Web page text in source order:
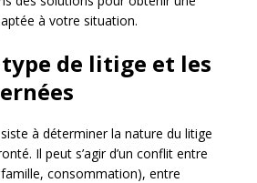
à votre situation.
de litige et les
à déterminer la nature du litige
Il peut s’agir d’un conflit entre
consommation), entre